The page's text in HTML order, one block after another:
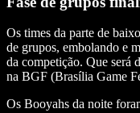
Os times da parte de
de grupos, embolando e
da competição. Que será
na BGF (Brasília Game
Os Booyahs da noite